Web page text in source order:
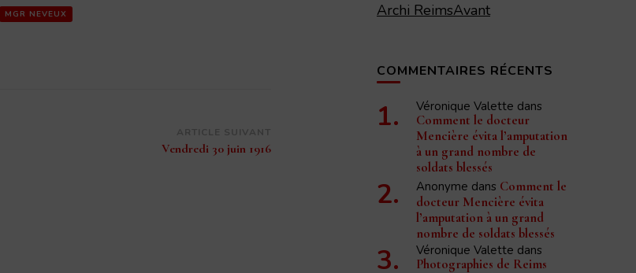
MGR NEVEUX
Vendredi 30 juin 1916
Archi ReimsAvant
COMMENTAIRES RÉCENTS
Véronique Valette dans
Comment le docteur
Mencière évita l’amputation
à un grand nombre de
soldats blessés
Anonyme dans Comment le
docteur Mencière évita
l’amputation à un grand
nombre de soldats blessés
Véronique Valette dans
Photographies de Reims